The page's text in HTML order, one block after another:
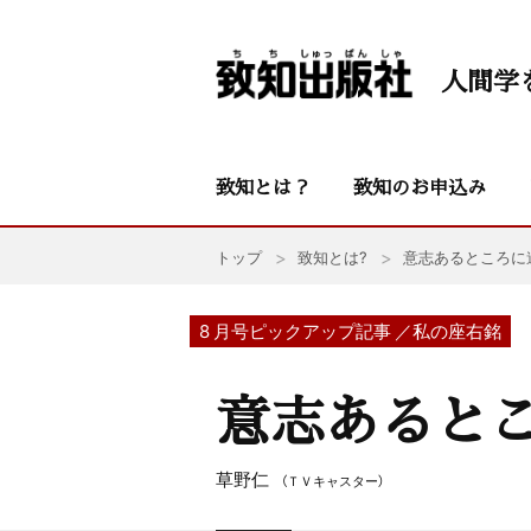
人間学
致知とは？ 致知のお申込み
トップ 致知とは? 意志あるところに
8 月号ピックアップ記事 ／私の座右銘
意志あると
草野仁 （ＴＶキャスター）